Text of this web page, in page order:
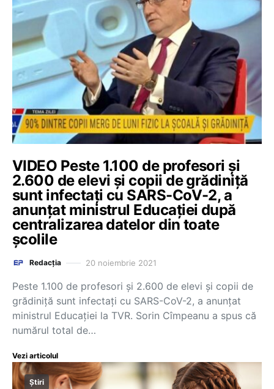
VIDEO Peste 1.100 de profesori și
2.600 de elevi și copii de grădiniță
sunt infectați cu SARS-CoV-2, a
anunțat ministrul Educației după
centralizarea datelor din toate
școlile
Redacția 20 noiembrie 2021
Peste 1.100 de profesori și 2.600 de elevi și copii de
grădiniță sunt infectați cu SARS-CoV-2, a anunțat
ministrul Educației la TVR. Sorin Cîmpeanu a spus că
numărul total de…
Vezi articolul
Știri